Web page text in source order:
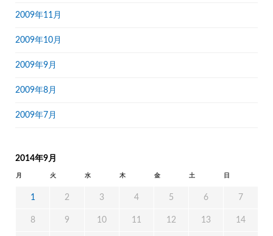
2009年11月
2009年10月
2009年9月
2009年8月
2009年7月
2014年9月
月 火 水 木 金 土 日
1 2 3 4 5 6 7
8 9 10 11 12 13 14